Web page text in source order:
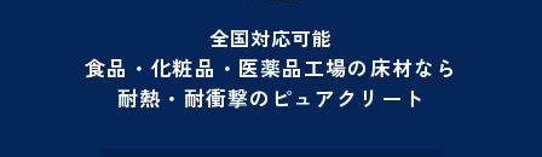
全国対応可能
食品・化粧品・医薬品工場の床材なら
耐熱・耐衝撃のピュアクリート